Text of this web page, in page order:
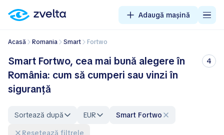
Adaugă mașină
Acasă Romania Smart Fortwo
Smart Fortwo, cea mai bună alegere în
România: cum să cumperi sau vinzi în
siguranță
4
Sortează după EUR
Smart Fortwo
Resetează filtrele